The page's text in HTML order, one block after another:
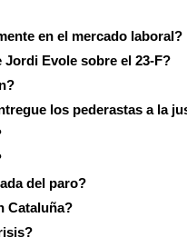
en el mercado laboral?
Evole sobre el 23-F?
los pederastas a la
del paro?
Cataluña?